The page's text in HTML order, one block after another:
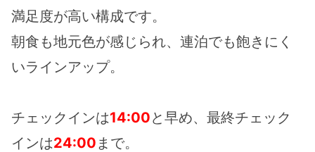
満足度が高い構成です。
朝食も地元色が感じられ、連泊でも飽きにく
いラインアップ。
チェックインは14:00と早め、最終チェック
インは24:00 まで。